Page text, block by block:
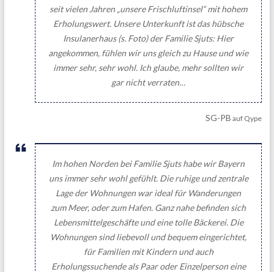
seit vielen Jahren „unsere Frischluftinsel“ mit hohem
Erholungswert. Unsere Unterkunft ist das hübsche
Insulanerhaus (s. Foto) der Familie Sjuts: Hier
angekommen, fühlen wir uns gleich zu Hause und wie
immer sehr, sehr wohl. Ich glaube, mehr sollten wir
gar nicht verraten…
SG-PB auf Qype
Im hohen Norden bei Familie Sjuts habe wir Bayern
uns immer sehr wohl gefühlt. Die ruhige und zentrale
Lage der Wohnungen war ideal für Wanderungen
zum Meer, oder zum Hafen. Ganz nahe befinden sich
Lebensmittelgeschäfte und eine tolle Bäckerei. Die
Wohnungen sind liebevoll und bequem eingerichtet,
für Familien mit Kindern und auch
Erholungssuchende als Paar oder Einzelperson eine